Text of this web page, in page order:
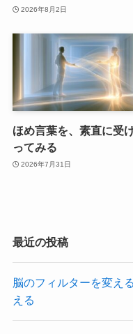
2026年8月2日
ほめ言葉を、素直に受
ってみる
2026年7月31日
最近の投稿
脳のフィルターを変え
える